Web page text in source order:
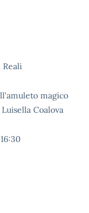
Reali
magico
Coalova